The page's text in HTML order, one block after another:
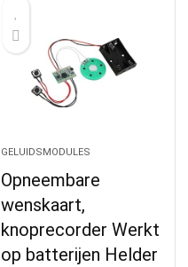
GELUIDSMODULES
Opneembare
wenskaart,
knoprecorder Werkt
op batterijen Helder